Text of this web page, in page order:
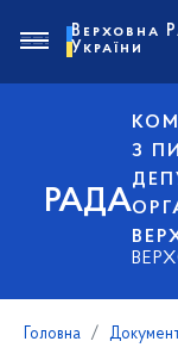
РАДА
З
Верховна
України
Головна